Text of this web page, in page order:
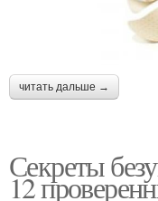
читать дальше →
Секреты
12